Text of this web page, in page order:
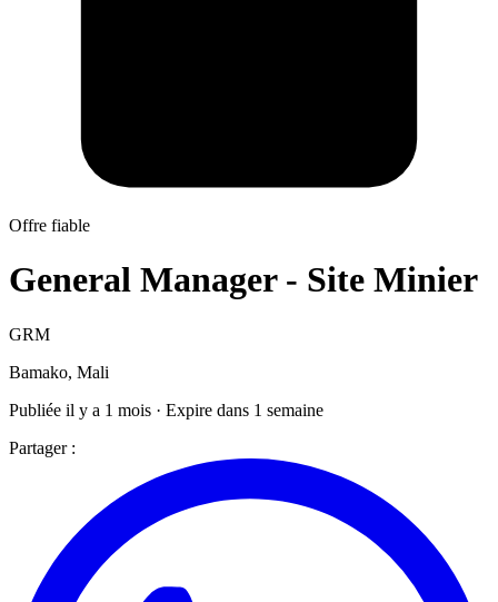
Offre fiable
General Manager - Site Minier
GRM
Bamako, Mali
Publiée il y a 1 mois · Expire dans 1 semaine
Partager :